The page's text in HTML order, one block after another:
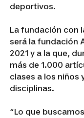
deportivos.
La fundación con
será la fundación
2021 y a la que,
más de 1.000
clases a los niños
disciplinas.
“Lo que